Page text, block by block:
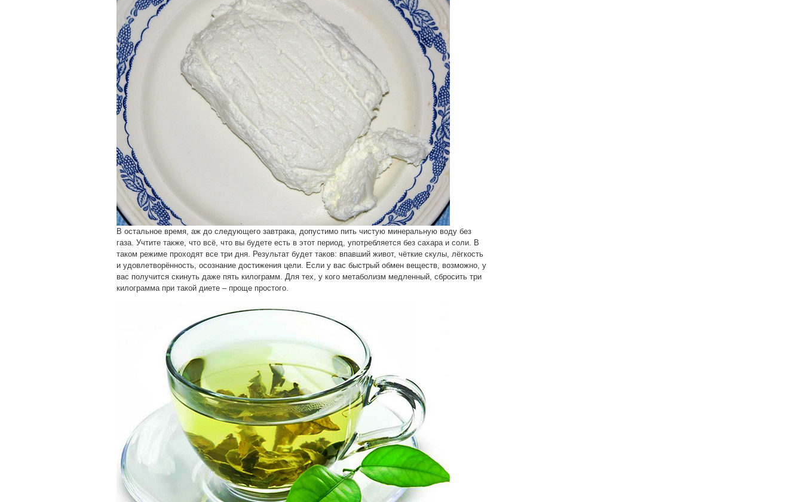
В остальное время, аж до следующего завтрака, допустимо пить чистую минеральную воду без
газа. Учтите также, что всё, что вы будете есть в этот период, употребляется без сахара и соли. В
таком режиме проходят все три дня. Результат будет таков: впавший живот, чёткие скулы, лёгкость
и удовлетворённость, осознание достижения цели. Если у вас быстрый обмен веществ, возможно, у
вас получится скинуть даже пять килограмм. Для тех, у кого метаболизм медленный, сбросить три
килограмма при такой диете – проще простого.